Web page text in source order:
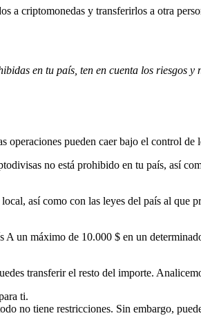
a criptomonedas y transferirlos a otra
en tu país, ten en cuenta los riesgos
operaciones pueden caer bajo el control de
no está prohibido en tu país, así
así como con las leyes del país al que
un máximo de 10.000 $ en un
transferir el resto del importe.
ti.
no tiene restricciones. Sin embargo,